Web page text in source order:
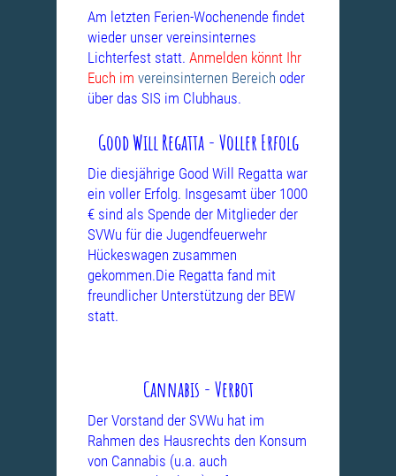
Am letzten Ferien-Wochenende findet
wieder unser vereinsinternes
Lichterfest statt. Anmelden könnt Ihr
Euch im vereinsinternen Bereich oder
über das SIS im Clubhaus.
Good Will Regatta - Voller Erfolg
Die diesjährige Good Will Regatta war
ein voller Erfolg. Insgesamt über 1000
€ sind als Spende der Mitglieder der
SVWu für die Jugendfeuerwehr
Hückeswagen zusammen
gekommen.Die Regatta fand mit
freundlicher Unterstützung der BEW
statt.
Cannabis - Verbot
Der Vorstand der SVWu hat im
Rahmen des Hausrechts den Konsum
von Cannabis (u.a. auch